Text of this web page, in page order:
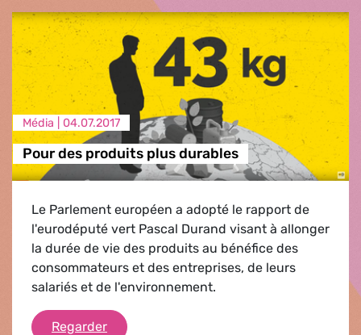
Média | 04.07.2017
Pour des produits plus durables
Le Parlement européen a adopté le rapport de
l'eurodéputé vert Pascal Durand visant à allonger
la durée de vie des produits au bénéfice des
consommateurs et des entreprises, de leurs
salariés et de l'environnement.
RegarderPour des produits plus durables